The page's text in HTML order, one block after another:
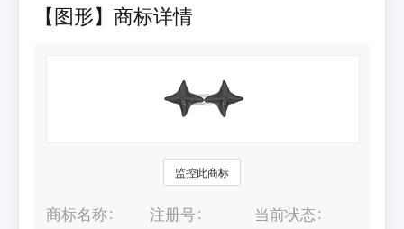
【图形】商标详情
监控此商标
商标名称
注册号
当前状态